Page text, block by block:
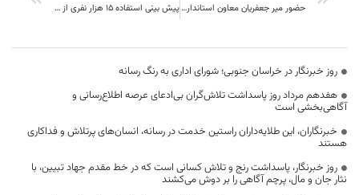
حضور میر جعفریان معاون استاندار در نهبندان بین گروهای جهادی برای خدا قوت پیش بینی استفاده 15 هزار نفری از تسهیلات سیل در خراسان جنوبی
روز خبرنگار در خراسان جنوبی؛ شورای اداری به رنگ رسانه
هفدهم مرداد روز پاسداشت تلاش‌گران بی‌ادعای عرصه اطلاع‌رسانی و
آگاهی‌بخشی است
خبرنگاران، این طلایه‌داران راستین خدمت در رسانه، انسان‌های پرتلاش و فداکاری
هستند
روز خبرنگار، پاسداشت رنج و تلاش کسانی است که در خط مقدم جهاد تبیین، با
نثار جان و مال، پرچم آگاهی را بر دوش می‌کشند